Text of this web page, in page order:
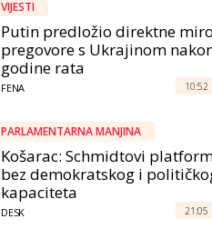
VIJESTI
Putin predložio direktne
pregovore s Ukrajinom
godine rata
FENA 10:52
PARLAMENTARNA MANJINA
Košarac: Schmidtovi
bez demokratskog i
kapaciteta
DESK 21:05